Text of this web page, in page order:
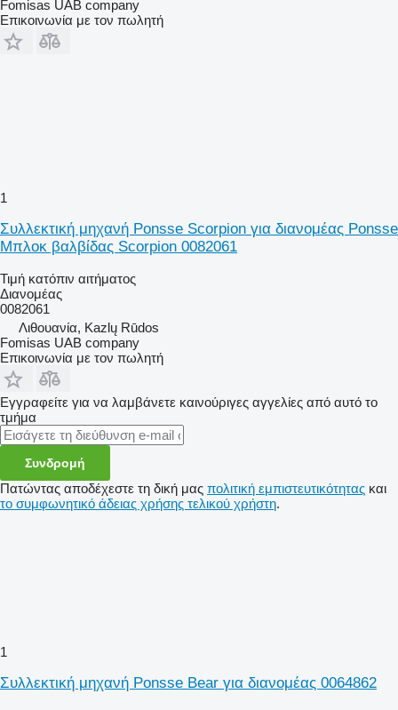
Fomisas UAB company
Επικοινωνία με τον πωλητή
1
Συλλεκτική μηχανή Ponsse Scorpion για διανομέας Ponsse
Μπλοκ βαλβίδας Scorpion 0082061
Τιμή κατόπιν αιτήματος
Διανομέας
0082061
Λιθουανία, Kazlų Rūdos
Fomisas UAB company
Επικοινωνία με τον πωλητή
Εγγραφείτε για να λαμβάνετε καινούριγες αγγελίες από αυτό το
τμήμα
Συνδρομή
Πατώντας αποδέχεστε τη δική μας πολιτική εμπιστευτικότητας και
το συμφωνητικό άδειας χρήσης τελικού χρήστη.
1
Συλλεκτική μηχανή Ponsse Bear για διανομέας 0064862